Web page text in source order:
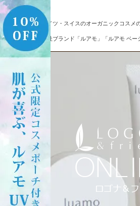
ドイツ・スイスのオーガニックコスメ
自社ブランド「ルアモ」「ルアモ ベ